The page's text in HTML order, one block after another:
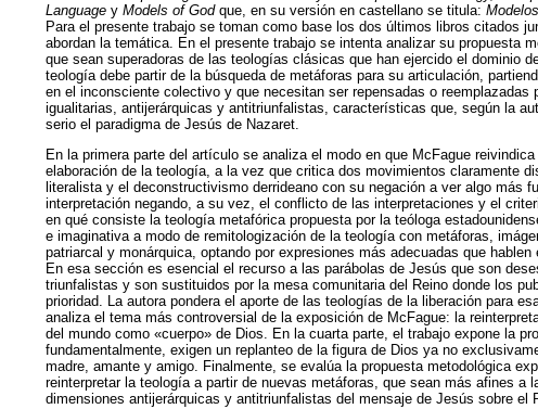
Language y Models of Godque, en su versión en castellano se titula:
Para el presente trabajo se toman como base los dos últimos libros citados
abordan la temática. En el presente trabajo se intenta analizar su propuesta
que sean superadoras de las teologías clásicas que han ejercido el dominio
teología debe partir de la búsqueda de metáforas para su articulación,
en el inconsciente colectivo y que necesitan ser repensadas o reemplazadas
igualitarias, antijerárquicas y antitriunfalistas, características que, según la
serio el paradigma de Jesús de Nazaret.
En la primera parte del artículo se analiza el modo en que McFague
elaboración de la teología, a la vez que critica dos movimientos claramente
literalista y el deconstructivismo derrideano con su negación a ver algo más
interpretación negando, a su vez, el conflicto de las interpretaciones y el
en qué consiste la teología metafórica propuesta por la teóloga
e imaginativa a modo de remitologización de la teología con metáforas,
patriarcal y monárquica, optando por expresiones más adecuadas que
En esa sección es esencial el recurso a las parábolas de Jesús que son
triunfalistas y son sustituidos por la mesa comunitaria del Reino donde los
prioridad. La autora pondera el aporte de las teologías de la liberación para
analiza el tema más controversial de la exposición de McFague: la
del mundo como «cuerpo» de Dios. En la cuarta parte, el trabajo expone la
fundamentalmente, exigen un replanteo de la figura de Dios ya no
madre, amante y amigo. Finalmente, se evalúa la propuesta metodológica
reinterpretar la teología a partir de nuevas metáforas, que sean más afines a
dimensiones antijerárquicas y antitriunfalistas del mensaje de Jesús sobre el